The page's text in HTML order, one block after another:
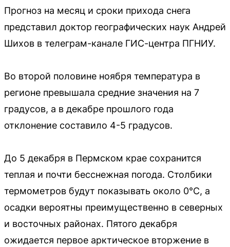
Прогноз на месяц и сроки прихода снега
представил доктор географических наук Андрей
Шихов в телеграм-канале ГИС-центра ПГНИУ.
Во второй половине ноября температура в
регионе превышала средние значения на 7
градусов, а в декабре прошлого года
отклонение составило 4-5 градусов.
До 5 декабря в Пермском крае сохранится
теплая и почти бесснежная погода. Столбики
термометров будут показывать около 0°C, а
осадки вероятны преимущественно в северных
и восточных районах. Пятого декабря
ожидается первое арктическое вторжение в